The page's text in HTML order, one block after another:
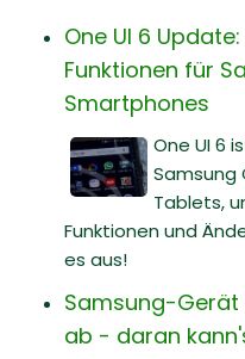
One UI 6
Funktionen für
Smartphones
One UI 6
Samsung
Tablets,
Funktionen und
es aus!
Samsung-Gerät
ab - daran